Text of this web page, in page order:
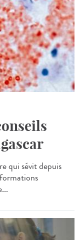
qui sévit depuis